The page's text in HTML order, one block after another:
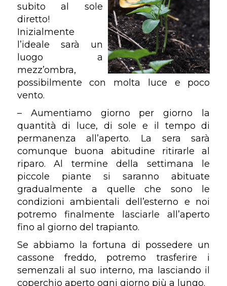
subito al sole
diretto!
Inizialmente
l’ideale sarà un
luogo a
mezz’ombra,
possibilmente con molta luce e poco
vento.
– Aumentiamo giorno per giorno la
quantità di luce, di sole e il tempo di
permanenza all’aperto. La sera sarà
comunque buona abitudine ritirarle al
riparo. Al termine della settimana le
piccole piante si saranno abituate
gradualmente a quelle che sono le
condizioni ambientali dell’esterno e noi
potremo finalmente lasciarle all’aperto
fino al giorno del trapianto.
Se abbiamo la fortuna di possedere un
cassone freddo, potremo trasferire i
semenzali al suo interno, ma lasciando il
coperchio aperto ogni giorno più a lungo.